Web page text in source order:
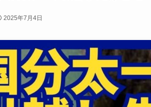
2025年7月4日